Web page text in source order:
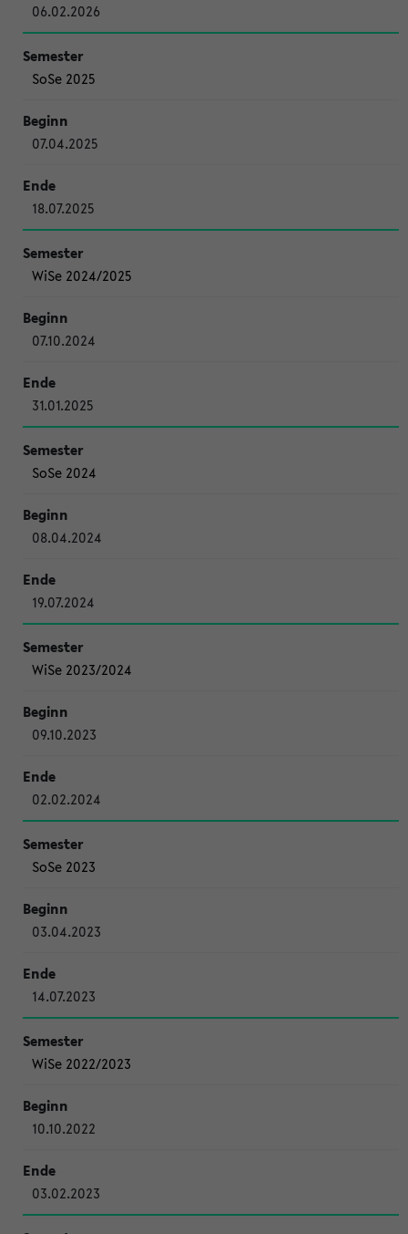
06.02.2026
SoSe 2025
07.04.2025
18.07.2025
WiSe 2024/2025
07.10.2024
31.01.2025
SoSe 2024
08.04.2024
19.07.2024
WiSe 2023/2024
09.10.2023
02.02.2024
SoSe 2023
03.04.2023
14.07.2023
WiSe 2022/2023
10.10.2022
03.02.2023